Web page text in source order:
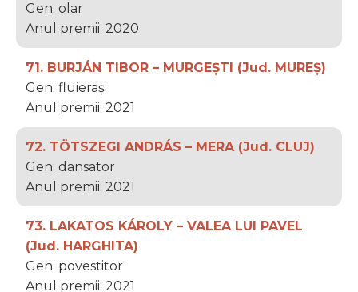
Gen: olar
Anul premii: 2020
71. BURJÁN TIBOR – MURGEȘTI (Jud. MUREȘ)
Gen: fluieraș
Anul premii: 2021
72. TÖTSZEGI ANDRÁS – MERA (Jud. CLUJ)
Gen: dansator
Anul premii: 2021
73. LAKATOS KÁROLY – VALEA LUI PAVEL
(Jud. HARGHITA)
Gen: povestitor
Anul premii: 2021